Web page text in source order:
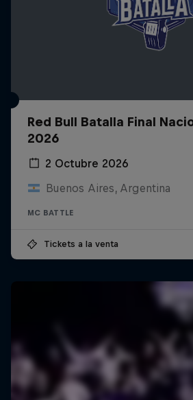
Red Bull Batalla Final
2026
2 Octubre 2026
Buenos Aires, Argentina
MC BATTLE
Tickets a la venta